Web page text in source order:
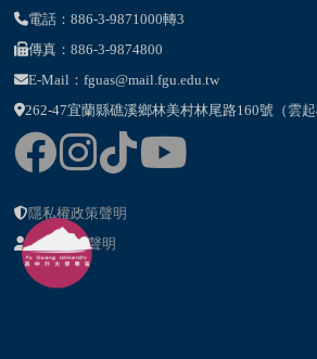
電話：886-3-9871000轉3
傳真：886-3-9874800
E-Mail：fguas@mail.fgu.edu.tw
262-47宜蘭縣礁溪鄉林美村林尾路160號（雲起
隱私權政策聲明
個資提供聲明